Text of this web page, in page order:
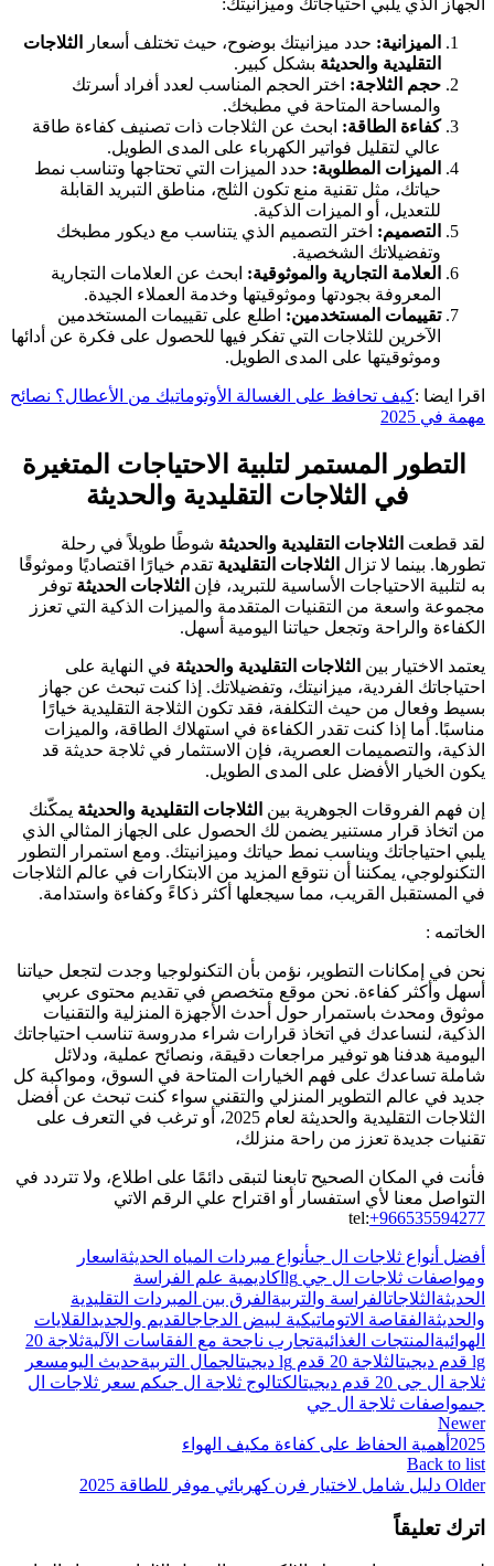
الجهاز الذي يلبي احتياجاتك وميزانيتك:
الميزانية: حدد ميزانيتك بوضوح، حيث تختلف أسعار
الثلاجات
التقليدية والحديثة بشكل كبير.
حجم الثلاجة: اختر الحجم المناسب لعدد أفراد أسرتك
والمساحة المتاحة في مطبخك.
كفاءة الطاقة: ابحث عن الثلاجات ذات تصنيف كفاءة طاقة
عالي لتقليل فواتير الكهرباء على المدى الطويل.
الميزات المطلوبة: حدد الميزات التي تحتاجها وتناسب نمط
حياتك، مثل تقنية منع تكون الثلج، مناطق التبريد القابلة
للتعديل، أو الميزات الذكية.
التصميم: اختر التصميم الذي يتناسب مع ديكور مطبخك
وتفضيلاتك الشخصية.
العلامة التجارية والموثوقية: ابحث عن العلامات التجارية
المعروفة بجودتها وموثوقيتها وخدمة العملاء الجيدة.
تقييمات المستخدمين: اطلع على تقييمات المستخدمين
الآخرين للثلاجات التي تفكر فيها للحصول على فكرة عن أدائها
وموثوقيتها على المدى الطويل.
اقرا ايضا :كيف تحافظ على الغسالة الأوتوماتيك من الأعطال؟ نصائح
مهمة في 2025
التطور المستمر لتلبية الاحتياجات المتغيرة
في الثلاجات التقليدية والحديثة
لقد قطعت الثلاجات التقليدية والحديثة شوطًا طويلاً في رحلة
تطورها. بينما لا تزال الثلاجات التقليدية تقدم خيارًا اقتصاديًا وموثوقًا
به لتلبية الاحتياجات الأساسية للتبريد، فإن الثلاجات الحديثة توفر
مجموعة واسعة من التقنيات المتقدمة والميزات الذكية التي تعزز
الكفاءة والراحة وتجعل حياتنا اليومية أسهل.
يعتمد الاختيار بين الثلاجات التقليدية والحديثة في النهاية على
احتياجاتك الفردية، ميزانيتك، وتفضيلاتك. إذا كنت تبحث عن جهاز
بسيط وفعال من حيث التكلفة، فقد تكون الثلاجة التقليدية خيارًا
مناسبًا. أما إذا كنت تقدر الكفاءة في استهلاك الطاقة، والميزات
الذكية، والتصميمات العصرية، فإن الاستثمار في ثلاجة حديثة قد
يكون الخيار الأفضل على المدى الطويل.
إن فهم الفروقات الجوهرية بين الثلاجات التقليدية والحديثة يمكّنك
من اتخاذ قرار مستنير يضمن لك الحصول على الجهاز المثالي الذي
يلبي احتياجاتك ويناسب نمط حياتك وميزانيتك. ومع استمرار التطور
التكنولوجي، يمكننا أن نتوقع المزيد من الابتكارات في عالم الثلاجات
في المستقبل القريب، مما سيجعلها أكثر ذكاءً وكفاءة واستدامة.
الخاتمه :
نحن في إمكانات التطوير، نؤمن بأن التكنولوجيا وجدت لتجعل حياتنا
أسهل وأكثر كفاءة. نحن موقع متخصص في تقديم محتوى عربي
موثوق ومحدث باستمرار حول أحدث الأجهزة المنزلية والتقنيات
الذكية، لنساعدك في اتخاذ قرارات شراء مدروسة تناسب احتياجاتك
اليومية هدفنا هو توفير مراجعات دقيقة، ونصائح عملية، ودلائل
شاملة تساعدك على فهم الخيارات المتاحة في السوق، ومواكبة كل
جديد في عالم التطوير المنزلي والتقني سواء كنت تبحث عن أفضل
الثلاجات التقليدية والحديثة لعام 2025، أو ترغب في التعرف على
تقنيات جديدة تعزز من راحة منزلك،
فأنت في المكان الصحيح تابعنا لتبقى دائمًا على اطلاع، ولا تتردد في
التواصل معنا لأي استفسار أو اقتراح علي الرقم الاتي
tel:+966535594277
أفضل أنواع ثلاجات ال جىأنواع مبردات المياه الحديثة اسعار
ومواصفات ثلاجات ال جي lg
اكاديمية علم الفراسة
الحديثة الثلاجاتالفراسة والتربية الفرق بين المبردات التقليدية
والحديثة الفقاصة الاتوماتيكية لبيض الدجاجالقديم والجديد القلايات
الهوائية المنتجات الغذائيةتجارب ناجحة مع الفقاسات الآلية
ثلاجة 20
lg قدم ديجيتال
ثلاجة 20 قدم lg ديجيتال جمال التربيةحديث اليومسعر
ثلاجة ال جى 20 قدم ديجيتال
كتالوج ثلاجة ال جىكم سعر ثلاجات ال
جىمواصفات ثلاجة ال جي
Newer
2025أهمية الحفاظ على كفاءة مكيف الهواء
Back to list
Older دليل شامل لاختيار فرن كهربائي موفر للطاقة 2025
اترك تعليقاً